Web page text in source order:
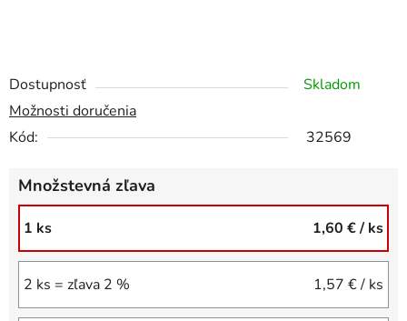
Dostupnosť
Skladom
Možnosti doručenia
Kód:
32569
Množstevná zľava
1 ks 1,60 €/ ks
2 ks = zľava 2 % 1,57 €/ ks